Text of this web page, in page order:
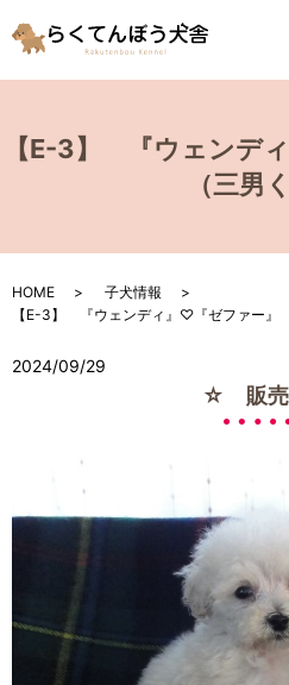
【E-3】 『ウェンデ
（三男
HOME
子犬情報
【E-3】 『ウェンディ』♡『ゼファー』
2024/09/29
☆ 販売